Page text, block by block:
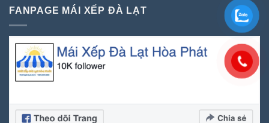
FANPAGE MÁI XẾP ĐÀ LẠT